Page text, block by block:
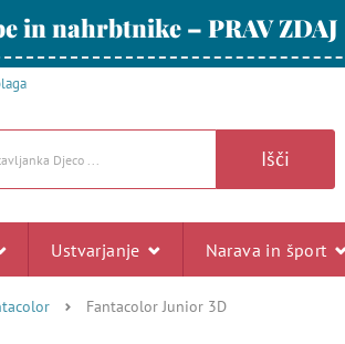
in nahrbtnike – PRAV ZDAJ
Išči
Ustvarjanje Narava in šport
Fantacolor Junior 3D